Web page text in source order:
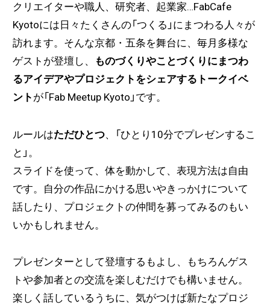
クリエイターや職人、研究者、起業家…FabCafe
Kyotoには日々たくさんの「つくる」にまつわる人々が
訪れます。そんな京都・五条を舞台に、毎月多様な
ゲストが登壇し、
ものづくりやことづくりにまつわ
るアイデアやプロジェクトをシェアするトークイベ
ント が「Fab Meetup Kyoto」です。
ルールはただひとつ、「ひとり10分でプレゼンするこ
と」。
スライドを使って、体を動かして、表現方法は自由
です。自分の作品にかける思いやきっかけについて
話したり、プロジェクトの仲間を募ってみるのもい
いかもしれません。
プレゼンターとして登壇するもよし、もちろんゲス
トや参加者との交流を楽しむだけでも構いません。
楽しく話しているうちに、気がつけば新たなプロジ